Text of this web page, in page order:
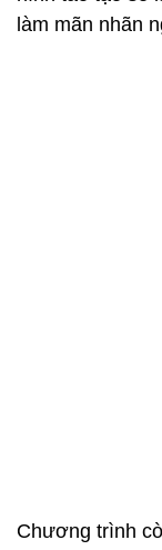
làm mãn nhãn
Chương trình